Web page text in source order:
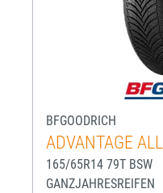
BFGOODRICH
ADVANTAGE
165/65R14 79T BSW
GANZJAHRESREIFEN